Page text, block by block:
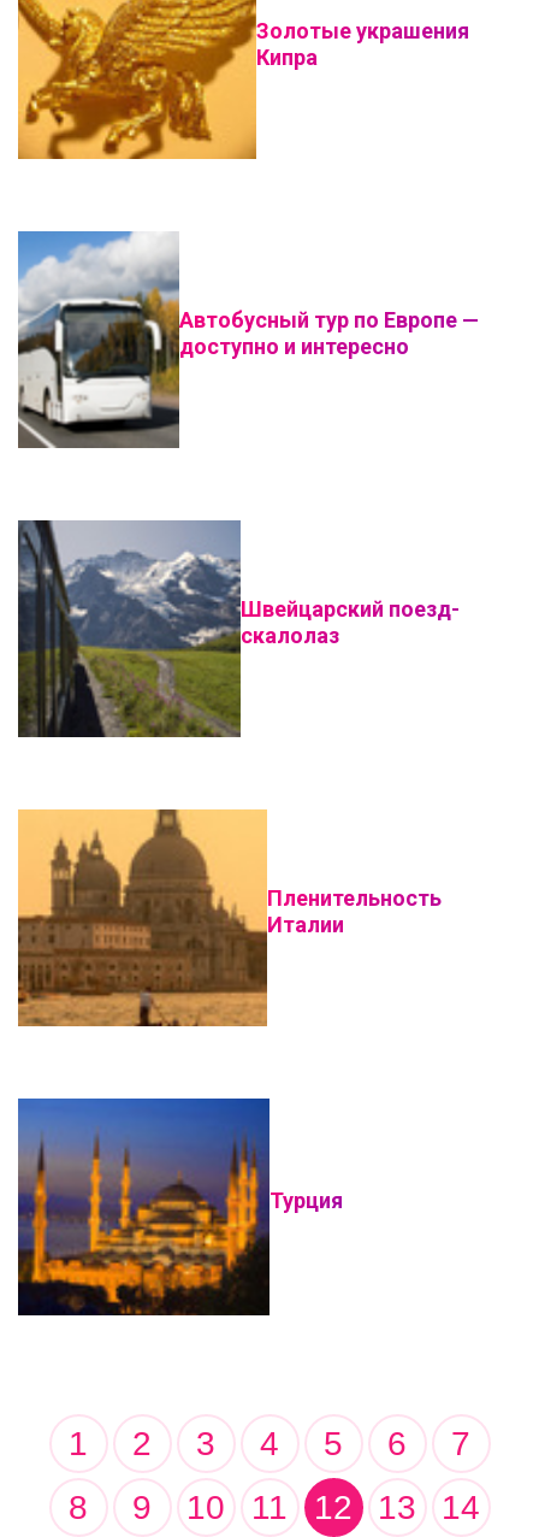
Золотые украшения
Кипра
Автобусный тур по Европе —
доступно и интересно
Швейцарский поезд-
скалолаз
Пленительность
Италии
Турция
1 2 3 4 5 6
7
8
9 10 11 12 13 14